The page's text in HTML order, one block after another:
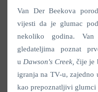
Van Der Beekova
vijesti da je glumac
nekoliko godina.
gledateljima poznat
uDawson's Creek,čije je
igranja na TV-u, zajedno
kao prepoznatljivi glumci